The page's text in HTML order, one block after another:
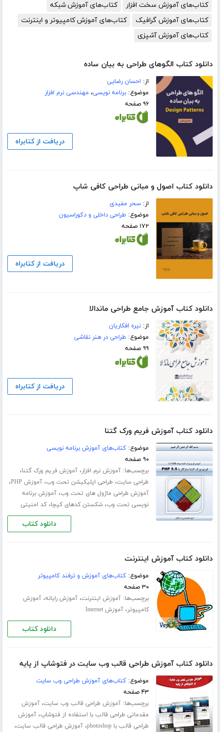
کتاب‌های آموزش سخت افزار
کتاب‌های آموزش شبکه
کتاب‌های آموزش گرافیک
کتاب‌های آموزش کامپیوتر و اینترنت
کتاب‌های آموزش آشپزی
دانلود کتاب الگوهای طراحی به بیان ساده
از: احسان رضایی
موضوع:برنامه نویسی، مهندسی نرم افزار
۹۶ صفحه
دریافت از کتابراه
دانلود کتاب اصول و مبانی طراحی کافی شاپ
از:سحر مفیدی
موضوع: طراحی داخلی و دکوراسیون
۱۷۲ صفحه
دریافت از کتابراه
دانلود کتاب آموزش جامع طراحی ماندالا
از:نیره افکاریان
موضوع: طراحی در هنر نقاشی
۹۹ صفحه
دریافت از کتابراه
دانلود کتاب آموزش فریم ورک گتنا‎
موضوع:کتاب‌های آموزش برنامه نویسی
۹۰ صفحه
برچسب‌ها:آموزش نرم افزار،آموزش فریم ورک گتنا‎،
طراحی سایت، طراحی اپلیکیشن تحت وب،آموزش PHP ،
آموزش طراحی ماژول های تحت وب،آموزش برنامه
نویسی تحت وب،شکستن کدهای کپچا،کد امنیتی
دانلود کتاب
دانلود کتاب آموزش اینترنت
موضوع:کتاب‌های آموزش و ترفند کامپیوتر
۳۰ صفحه
برچسب‌ها:آموزش اینترنت،آموزش رایانه،آموزش
کامپیوتر،آموزش Internet
دانلود کتاب
دانلود کتاب آموزش طراحی قالب وب سایت در فتوشاپ از پایه
موضوع:کتاب‌های آموزش طراحی وب سایت
۴۳ صفحه
برچسب‌ها:آموزش طراحی قالب وب سایت،آموزش
مقدماتی طراحی قالب با استفاده از فتوشاپ،آموزش
طراحی قالب با photoshop
،آموزش طراحی قالب سایت،